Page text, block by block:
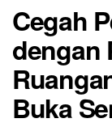
Cegah
dengan
Buka